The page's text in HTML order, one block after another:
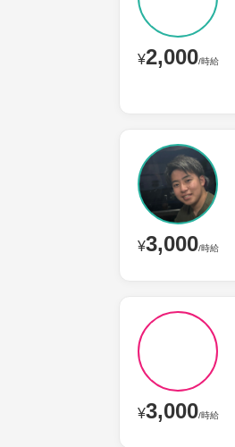
¥2,000/時給
¥3,000/時給
¥3,000/時給